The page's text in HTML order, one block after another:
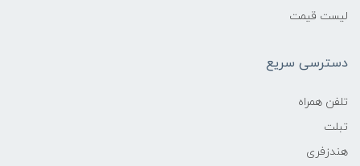
لیست قیمت
دسترسی سریع
تلفن همراه
تبلت
هندزفری